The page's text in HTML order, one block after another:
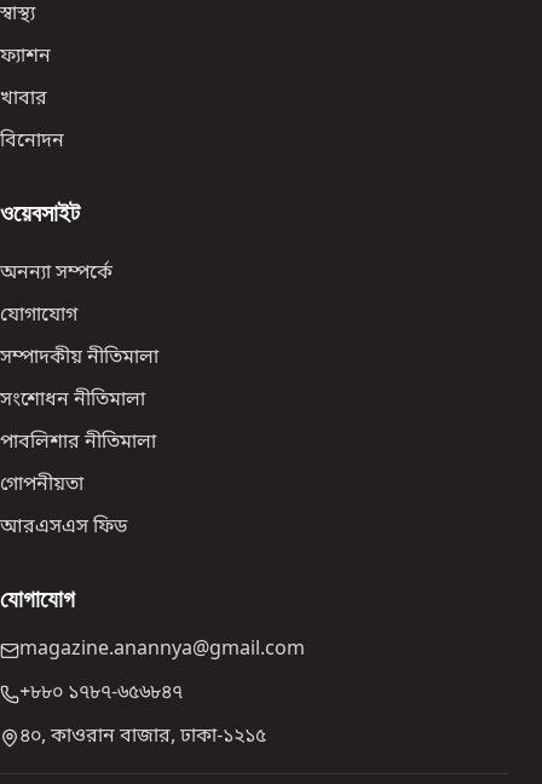
স্বাস্থ্য
ফ্যাশন
খাবার
বিনোদন
ওয়েবসাইট
অনন্যা সম্পর্কে
যোগাযোগ
সম্পাদকীয় নীতিমালা
সংশোধন নীতিমালা
পাবলিশার নীতিমালা
গোপনীয়তা
আরএসএস ফিড
যোগাযোগ
magazine.anannya@gmail.com
+৮৮০ ১৭৮৭-৬৫৬৮৪৭
৪০, কাওরান বাজার, ঢাকা-১২১৫